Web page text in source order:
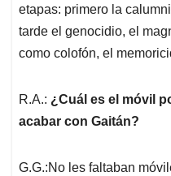
etapas: primero la
tarde el genocidio, el
como colofón, el
R.A.: ¿Cuál es el móvil
acabar con Gaitán?
G.G.:No les faltaban